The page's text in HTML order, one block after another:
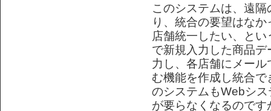
このシステムは、遠
り、統合の要望はな
店舗統一したい、と
で新規入力した商品
力し、各店舗にメー
む機能を作成し統合
のシステムもWebシ
が要らなくなるので